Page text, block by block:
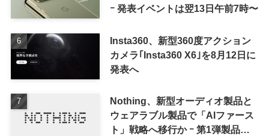
ｰ 発表イベントは翌13日午前7時〜
Insta360、新型360度アクション
カメラ｢Insta360 X6｣を8月12日に
発表へ
Nothing、新型オーディオ製品と
ウェアラブル製品で「AIファース
ト」戦略へ移行か ｰ 第1弾製品は